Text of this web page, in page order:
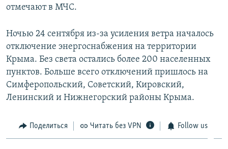
отмечают в МЧС.
Ночью 24 сентября из-за усиления ветра началось
отключение энергоснабжения на территории
Крыма. Без света остались более 200 населенных
пунктов. Больше всего отключений пришлось на
Симферопольский, Советский, Кировский,
Ленинский и Нижнегорский районы Крыма.
Поделиться Читать без VPN Follow us